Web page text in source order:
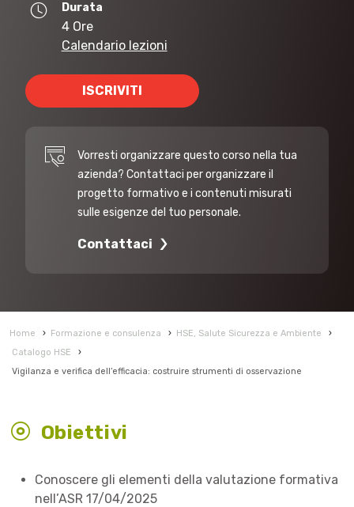
Durata
4 Ore
Calendario lezioni
ISCRIVITI
Vorresti organizzare questo corso nella tua
azienda? Contattaci per organizzare il
progetto formativo e i contenuti misurati
sulle esigenze del tuo personale.
Contattaci
Home › Formazione e consulenza › HSE, Salute Sicurezza e Ambiente
›
Catalogo HSE
›
Vigilanza e verifica dell’efficacia: costruire strumenti di osservazione
Obiettivi
Conoscere gli elementi della valutazione formativa
nell’ASR 17/04/2025